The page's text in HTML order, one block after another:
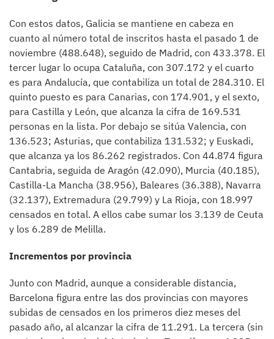
Con estos datos, Galicia se mantiene en cabeza en
cuanto al número total de inscritos hasta el pasado 1 de
noviembre (488.648), seguido de Madrid, con 433.378. El
tercer lugar lo ocupa Cataluña, con 307.172 y el cuarto
es para Andalucía, que contabiliza un total de 284.310. El
quinto puesto es para Canarias, con 174.901, y el sexto,
para Castilla y León, que alcanza la cifra de 169.531
personas en la lista. Por debajo se sitúa Valencia, con
136.523; Asturias, que contabiliza 131.532; y Euskadi,
que alcanza ya los 86.262 registrados. Con 44.874 figura
Cantabria, seguida de Aragón (42.090), Murcia (40.185),
Castilla-La Mancha (38.956), Baleares (36.388), Navarra
(32.137), Extremadura (29.799) y La Rioja, con 18.997
censados en total. A ellos cabe sumar los 3.139 de Ceuta
y los 6.289 de Melilla.
Incrementos por provincia
Junto con Madrid, aunque a considerable distancia,
Barcelona figura entre las dos provincias con mayores
subidas de censados en los primeros diez meses del
pasado año, al alcanzar la cifra de 11.291. La tercera (sin